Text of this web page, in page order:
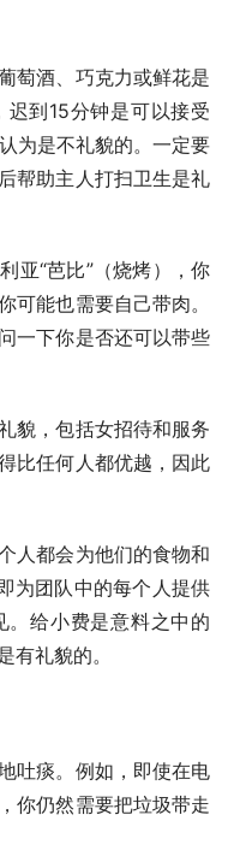
萄酒、巧克力或鲜花是
到15分钟是可以接受
为是不礼貌的。一定要
帮助主人打扫卫生是礼
亚“芭比”（烧烤），你
可能也需要自己带肉。
一下你是否还可以带些
貌，包括女招待和服务
比任何人都优越，因此
人都会为他们的食物和
为团队中的每个人提供
。给小费是意料之中的
有礼貌的。
吐痰。例如，即使在电
你仍然需要把垃圾带走